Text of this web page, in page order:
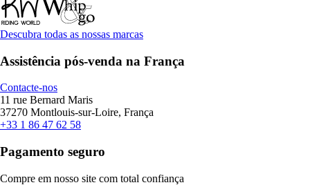
Descubra todas as nossas marcas
Assistência pós-venda na França
Contacte-nos
11 rue Bernard Maris
37270 Montlouis-sur-Loire, França
+33 1 86 47 62 58
Pagamento seguro
Compre em nosso site com total confiança